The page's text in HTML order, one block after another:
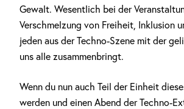
Gewalt. Wesentlich bei der
Verschmelzung von Freiheit, Inklusion
jeden aus der Techno-Szene mit der
uns alle zusammenbringt.
Wenn du nun auch Teil der Einheit
werden und einen Abend der Techno-